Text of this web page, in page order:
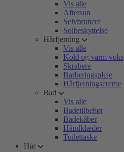
Vis alle
Aftersun
Selvbrunere
Solbeskyttelse
Hårfjerning
Vis alle
Kold og varm voks
Skrabere
Barberingspleje
Hårfjerningscreme
Bad
Vis alle
Badetilbehør
Badekåber
Håndklæder
Toilettaske
Hår